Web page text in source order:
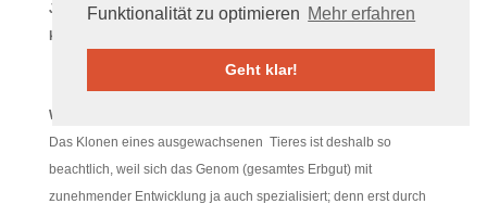
Funktionalität zu optimieren Mehr erfahren
Geht klar!
Jahre alten spezialisierten Euterzelle, um daraus einen
komplettes Lebewesen zu erzeugen !
Wie ist das möglich ?
Das Klonen eines ausgewachsenen Tieres ist deshalb so
beachtlich, weil sich das Genom (gesamtes Erbgut) mit
zunehmender Entwicklung ja auch spezialisiert; denn erst durch